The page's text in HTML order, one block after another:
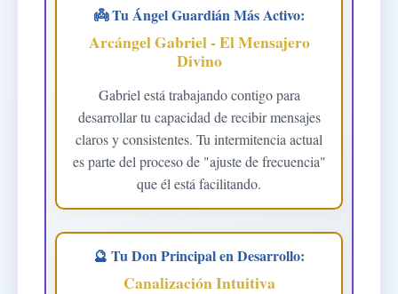
👼 Tu Ángel Guardián Más Activo:
Arcángel Gabriel - El Mensajero
Divino
Gabriel está trabajando contigo para
desarrollar tu capacidad de recibir mensajes
claros y consistentes. Tu intermitencia actual
es parte del proceso de "ajuste de frecuencia"
que él está facilitando.
🔮 Tu Don Principal en Desarrollo:
Canalización Intuitiva